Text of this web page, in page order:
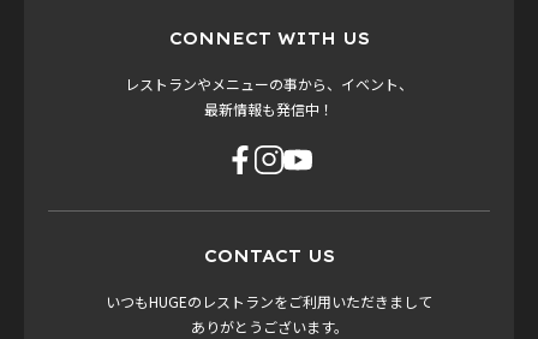
CONNECT WITH US
レストランやメニューの事から、イベント、
最新情報も発信中！
CONTACT US
いつもHUGEのレストランをご利用いただきまして
ありがとうございます。